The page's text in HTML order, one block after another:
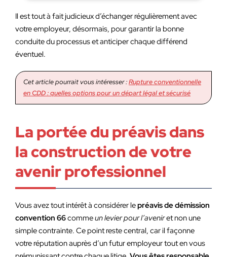
Il est tout à fait judicieux d’échanger régulièrement avec
votre employeur, désormais, pour garantir la bonne
conduite du processus et anticiper chaque différend
éventuel.
Cet article pourrait vous intéresser :Rupture conventionnelle
en CDD : quelles options pour un départ légal et sécurisé
La portée du préavis dans
la construction de votre
avenir professionnel
Vous avez tout intérêt à considérer lepréavis de démission
convention 66commeun levier pour l’aveniret non une
simple contrainte. Ce point reste central, car il façonne
votre réputation auprès d’un futur employeur tout en vous